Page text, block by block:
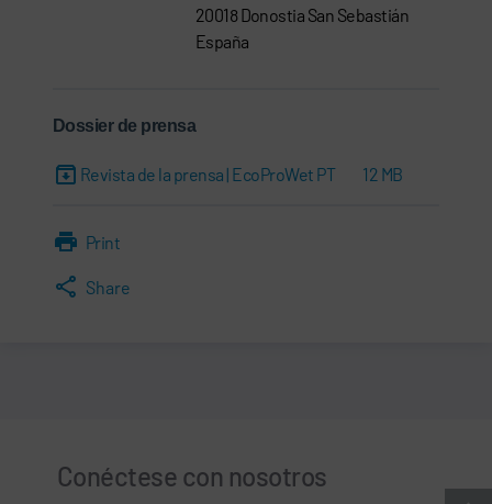
20018 Donostia San Sebastián
España
Dossier de prensa
Revista de la prensa | EcoProWet PT 12 MB
Print
Share
Conéctese con nosotros